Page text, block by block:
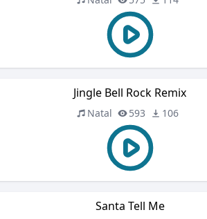
Jingle Bell Rock Remix
Natal 593 106
Santa Tell Me